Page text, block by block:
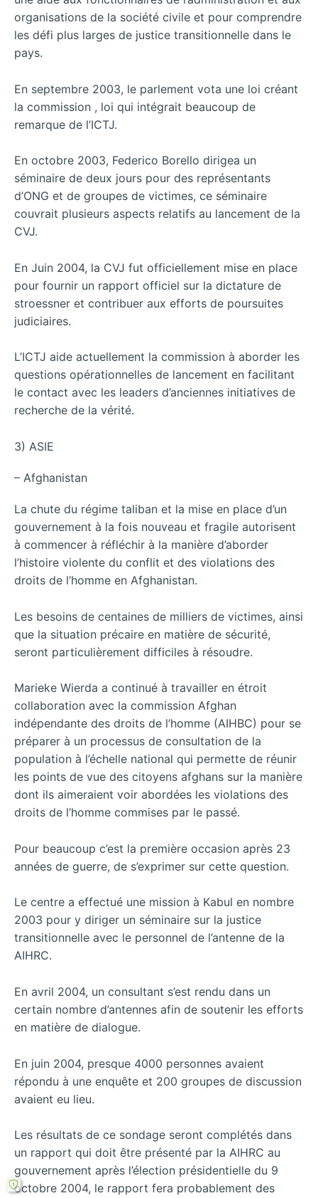
organisations de la société civile et pour comprendre
les défi plus larges de justice transitionnelle dans le
pays.
En septembre 2003, le parlement vota une loi créant
la commission , loi qui intégrait beaucoup de
remarque de l’ICTJ.
En octobre 2003, Federico Borello dirigea un
séminaire de deux jours pour des représentants
d’ONG et de groupes de victimes, ce séminaire
couvrait plusieurs aspects relatifs au lancement de la
CVJ.
En Juin 2004, la CVJ fut officiellement mise en place
pour fournir un rapport officiel sur la dictature de
stroessner et contribuer aux efforts de poursuites
judiciaires.
L’ICTJ aide actuellement la commission à aborder les
questions opérationnelles de lancement en facilitant
le contact avec les leaders d’anciennes initiatives de
recherche de la vérité.
3) ASIE
– Afghanistan
La chute du régime taliban et la mise en place d’un
gouvernement à la fois nouveau et fragile autorisent
à commencer à réfléchir à la manière d’aborder
l’histoire violente du conflit et des violations des
droits de l’homme en Afghanistan.
Les besoins de centaines de milliers de victimes, ainsi
que la situation précaire en matière de sécurité,
seront particulièrement difficiles à résoudre.
Marieke Wierda a continué à travailler en étroit
collaboration avec la commission Afghan
indépendante des droits de l’homme (AIHBC) pour se
préparer à un processus de consultation de la
population à l’échelle national qui permette de réunir
les points de vue des citoyens afghans sur la manière
dont ils aimeraient voir abordées les violations des
droits de l’homme commises par le passé.
Pour beaucoup c’est la première occasion après 23
années de guerre, de s’exprimer sur cette question.
Le centre a effectué une mission à Kabul en nombre
2003 pour y diriger un séminaire sur la justice
transitionnelle avec le personnel de l’antenne de la
AIHRC.
En avril 2004, un consultant s’est rendu dans un
certain nombre d’antennes afin de soutenir les efforts
en matière de dialogue.
En juin 2004, presque 4000 personnes avaient
répondu à une enquête et 200 groupes de discussion
avaient eu lieu.
Les résultats de ce sondage seront complétés dans
un rapport qui doit être présenté par la AIHRC au
gouvernement après l’élection présidentielle du 9
octobre 2004, le rapport fera probablement des